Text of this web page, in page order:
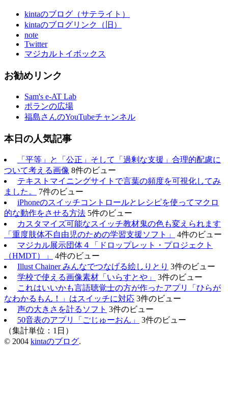
kintaのブログ（サテライト）
kintaのブログリンク（旧）
note
Twitter
マジカルトイボックス
お勧めリンク
Sam's e-AT Lab
ポランの広場
福島さんのYouTubeチャンネル
本日の人気記事
「平等」と「公正」そして「過剰な支援」合理的配慮に
ついて考える画像 8件のビュー
テキストマイニングサイトで言葉の頻度を可視化してみ
ました。
7件のビュー
iPhoneのスイッチコントロールとレシピを使ってマクロ
的な動作をさせる方法 5件のビュー
カスタマイズ可能なスイッチ教材鬼の色も変えられます
「重度肢体不自由児のための学習支援ソフト」
4件のビュー
マジカル展示団体４「ドロップレット・プロジェクト
（HMDT）」
4件のビュー
Illust Chainer みんなでつなげる絵しりとり 3件のビュー
学校で使える画像素材「いらすとや」
3件のビュー
これはいいかも言語聴覚士の方が作ったアプリ「ひらが
なわかるもん！」はスイッチに対応 3件のビュー
声の大きさを計るソフト 3件のビュー
50音表のアプリ「ごじゅーおん」
3件のビュー
（集計単位：1日）
© 2004 kintaのブログ.